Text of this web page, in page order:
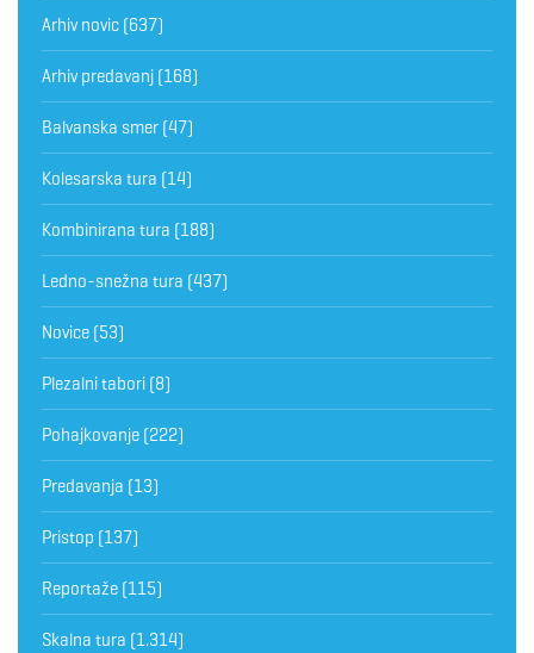
Arhiv novic (637)
Arhiv predavanj (168)
Balvanska smer (47)
Kolesarska tura (14)
Kombinirana tura (188)
Ledno-snežna tura (437)
Novice (53)
Plezalni tabori (8)
Pohajkovanje (222)
Predavanja (13)
Pristop (137)
Reportaže (115)
Skalna tura (1.314)